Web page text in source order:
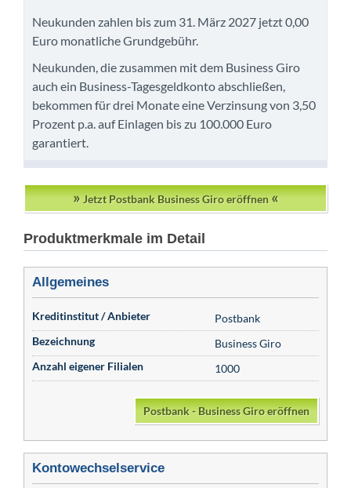
Neukunden zahlen bis zum 31. März 2027 jetzt 0,00
Euro monatliche Grundgebühr.
Neukunden, die zusammen mit dem Business Giro
auch ein Business-Tagesgeldkonto abschließen,
bekommen für drei Monate eine Verzinsung von 3,50
Prozent p.a. auf Einlagen bis zu 100.000 Euro
garantiert.
»Jetzt Postbank Business Giro eröffnen«
Produktmerkmale im Detail
Allgemeines
Kreditinstitut / Anbieter
Postbank
Bezeichnung
Business Giro
Anzahl eigener Filialen
1000
Postbank - Business Giro eröffnen
Kontowechselservice